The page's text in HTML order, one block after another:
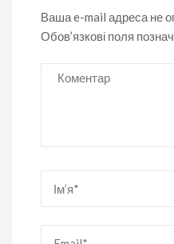
Ваша e-mail адреса не
Обов’язкові поля
Коментар